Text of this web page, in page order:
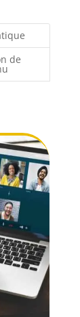
de